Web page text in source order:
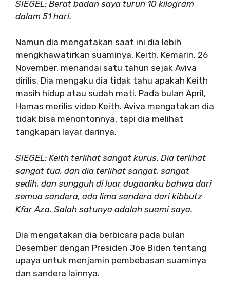
SIEGEL: Berat badan saya turun 10 kilogram
dalam 51 hari.
Namun dia mengatakan saat ini dia lebih
mengkhawatirkan suaminya, Keith. Kemarin, 26
November, menandai satu tahun sejak Aviva
dirilis. Dia mengaku dia tidak tahu apakah Keith
masih hidup atau sudah mati. Pada bulan April,
Hamas merilis video Keith. Aviva mengatakan dia
tidak bisa menontonnya, tapi dia melihat
tangkapan layar darinya.
SIEGEL: Keith terlihat sangat kurus. Dia terlihat
sangat tua, dan dia terlihat sangat, sangat
sedih, dan sungguh di luar dugaanku bahwa dari
semua sandera, ada lima sandera dari kibbutz
Kfar Aza. Salah satunya adalah suami saya.
Dia mengatakan dia berbicara pada bulan
Desember dengan Presiden Joe Biden tentang
upaya untuk menjamin pembebasan suaminya
dan sandera lainnya.